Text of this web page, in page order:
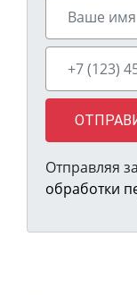
Отправляя
обработки